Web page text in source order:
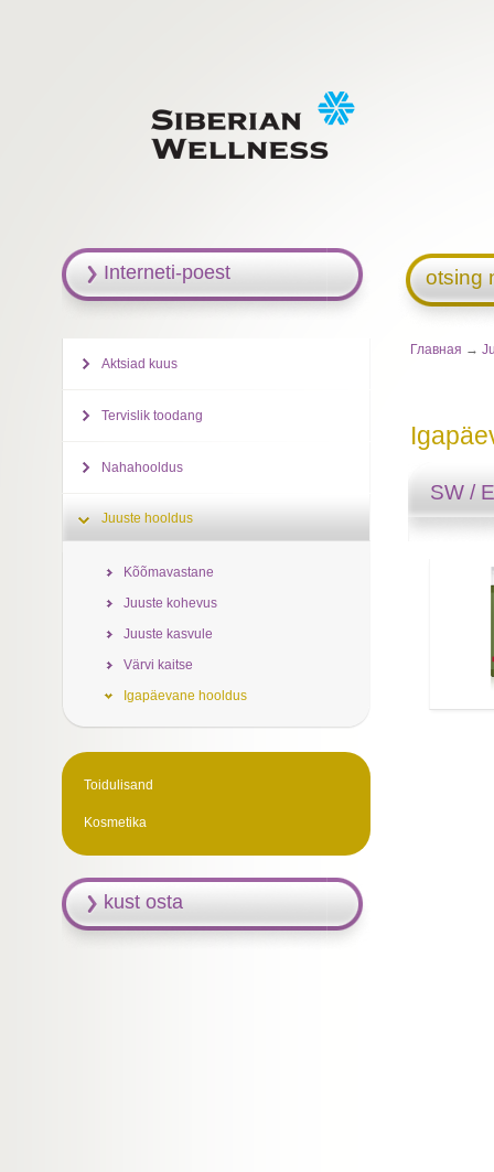
otsing
Главная →
SW /
Interneti-poest
Aktsiad kuus
Tervislik toodang
Nahahooldus
Juuste hooldus
Kõõmavastane
Juuste kohevus
Juuste kasvule
Värvi kaitse
Igapäevane hooldus
Toidulisand
Kosmetika
kust osta